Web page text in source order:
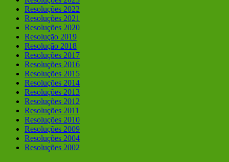
Resoluções 2022
Resoluções 2021
Resoluções 2020
Resolução 2019
Resolução 2018
Resoluções 2017
Resoluções 2016
Resoluções 2015
Resoluções 2014
Resoluções 2013
Resoluções 2012
Resoluções 2011
Resoluções 2010
Resoluções 2009
Resoluções 2004
Resoluções 2002